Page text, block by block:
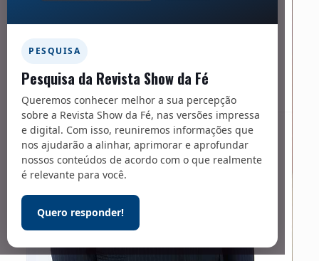
PESQUISA
Pesquisa da Revista Show da Fé
Queremos conhecer melhor a sua percepção
sobre a Revista Show da Fé, nas versões impressa
e digital. Com isso, reuniremos informações que
nos ajudarão a alinhar, aprimorar e aprofundar
nossos conteúdos de acordo com o que realmente
é relevante para você.
Quero responder!